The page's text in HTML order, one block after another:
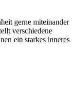
gerne miteinander
verschiedene
ein starkes inneres